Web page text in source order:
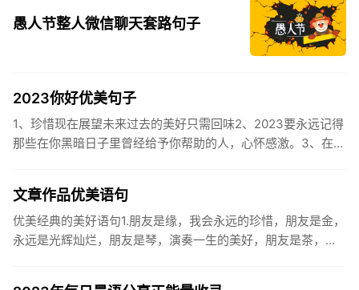
愚人节整人微信聊天套路句子
2023你好优美句子
1、珍惜现在展望未来过去的美好只需回味2、2023要永远记得
那些在你黑暗日子里曾经给予你帮助的人，心怀感激。3、在苦
文章作品优美语句
优美经典的美好语句1.朋友是缘，我会永远的珍惜，朋友是金，
永远是光辉灿烂，朋友是琴，演奏一生的美好，朋友是茶，品